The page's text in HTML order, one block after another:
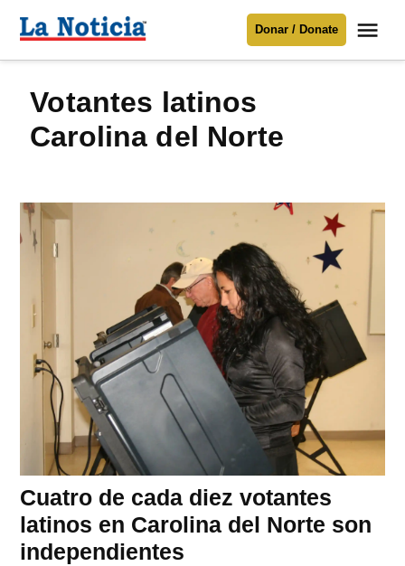
Para mantenerte informado necesitamos
contenido
Noticia
Donar / Donate
votantes latinos
Carolina del Norte
Cuatro de cada diez votantes
latinos en Carolina del Norte son
independientes